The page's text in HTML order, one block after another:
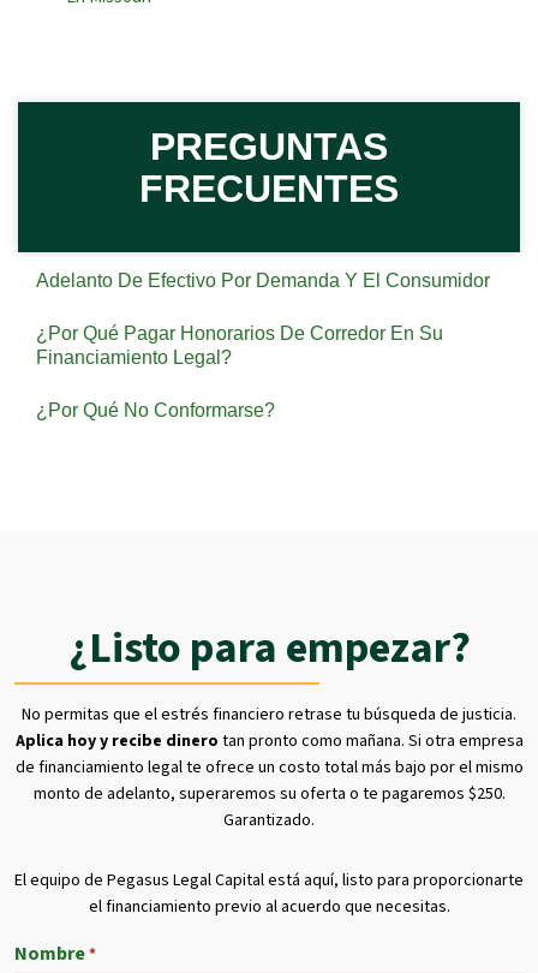
PREGUNTAS
FRECUENTES
Adelanto De Efectivo Por Demanda Y El Consumidor
¿Por Qué Pagar Honorarios De Corredor En Su
Financiamiento Legal?
¿Por Qué No Conformarse?
¿Listo para empezar?
No permitas que el estrés financiero retrase tu búsqueda de justicia.
Aplica hoy y recibe dinero tan pronto como mañana. Si otra empresa
de financiamiento legal te ofrece un costo total más bajo por el mismo
monto de adelanto, superaremos su oferta o te pagaremos $250.
Garantizado.
El equipo de Pegasus Legal Capital está aquí, listo para proporcionarte
el financiamiento previo al acuerdo que necesitas.
Nombre*